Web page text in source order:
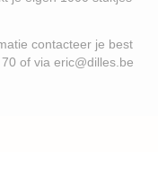
je best
70 of via eric@dilles.be